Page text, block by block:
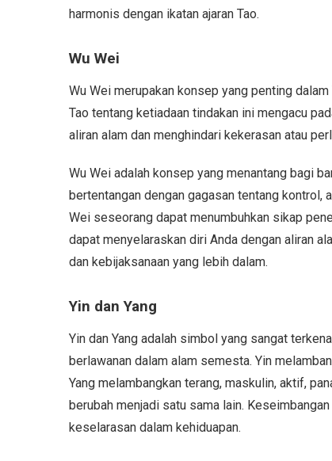
harmonis dengan ikatan ajaran Tao.
Wu Wei
Wu Wei merupakan konsep yang penting
Tao tentang ketiadaan tindakan ini mengacu
aliran alam dan menghindari kekerasan atau
Wu Wei adalah konsep yang menantang bagi
bertentangan dengan gagasan tentang kontrol,
Wei seseorang dapat menumbuhkan sikap
dapat menyelaraskan diri Anda dengan aliran
dan kebijaksanaan yang lebih dalam.
Yin dan Yang
Yin dan Yang adalah simbol yang sangat
berlawanan dalam alam semesta. Yin
Yang melambangkan terang, maskulin, aktif,
berubah menjadi satu sama lain.
keselarasan dalam kehiduapan.